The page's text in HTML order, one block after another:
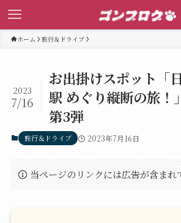
ホーム 旅行＆ドライブ
お出掛けスポット「
駅 めぐり縦断の旅！
第3弾
2023
7/16
旅行＆ドライブ 2023年7月16日
当ページのリンクには広告が含まれ